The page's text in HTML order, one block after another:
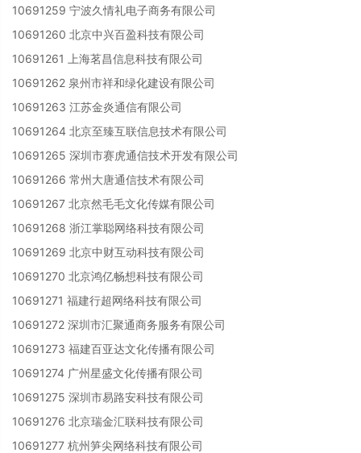
10691259 宁波久情礼电子商务有限公司
10691260 北京中兴百盈科技有限公司
10691261 上海茗昌信息科技有限公司
10691262 泉州市祥和绿化建设有限公司
10691263 江苏金炎通信有限公司
10691264 北京至臻互联信息技术有限公司
10691265 深圳市赛虎通信技术开发有限公司
10691266 常州大唐通信技术有限公司
10691267 北京然毛毛文化传媒有限公司
10691268 浙江掌聪网络科技有限公司
10691269 北京中财互动科技有限公司
10691270 北京鸿亿畅想科技有限公司
10691271 福建行超网络科技有限公司
10691272 深圳市汇聚通商务服务有限公司
10691273 福建百亚达文化传播有限公司
10691274 广州星盛文化传播有限公司
10691275 深圳市易路安科技有限公司
10691276 北京瑞金汇联科技有限公司
10691277 杭州笋尖网络科技有限公司